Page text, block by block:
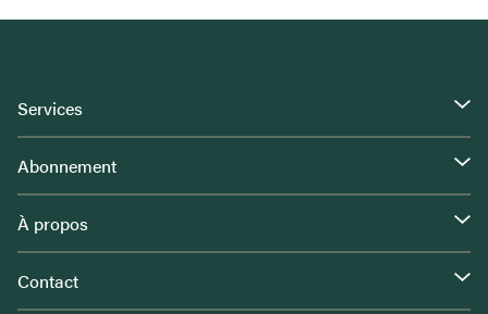
Services
Abonnement
À propos
Contact